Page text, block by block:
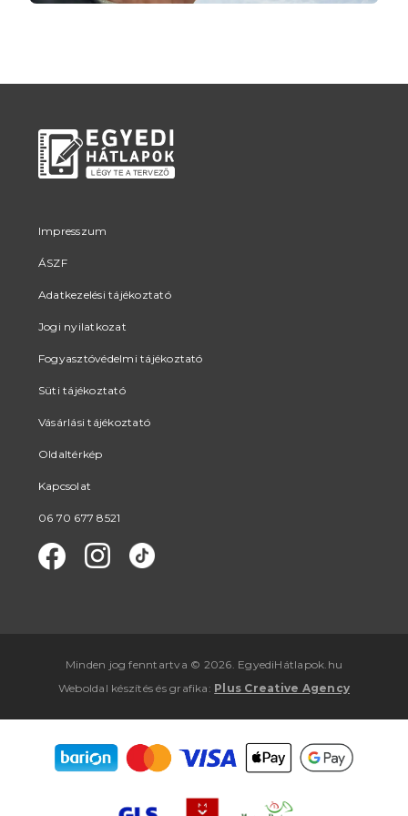
Impresszum
ÁSZF
Adatkezelési tájékoztató
Jogi nyilatkozat
Fogyasztóvédelmi tájékoztató
Süti tájékoztató
Vásárlási tájékoztató
Oldaltérkép
Kapcsolat
06 70 677 8521
Minden jog fenntartva © 2026. EgyediHátlapok.hu
Weboldal készítés ésgrafika : Plus Creative Agency